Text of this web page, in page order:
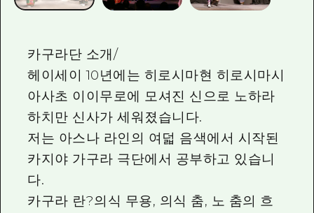
카구라단 소개/
헤이세이 10년에는 히로시마현 히로시마시
아사초 이이무로에 모셔진 신으로 노하라
하치만 신사가 세워졌습니다.
저는 아스나 라인의 여덟 음색에서 시작된
카지야 가구라 극단에서 공부하고 있습니
다.
카구라 란?의식 무용, 의식 춤, 노 춤의 흐